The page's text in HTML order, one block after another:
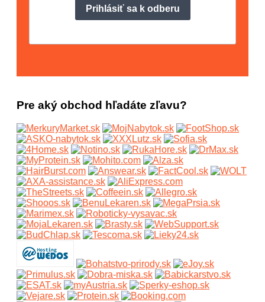
Pre aký obchod hľadáte zľavu?